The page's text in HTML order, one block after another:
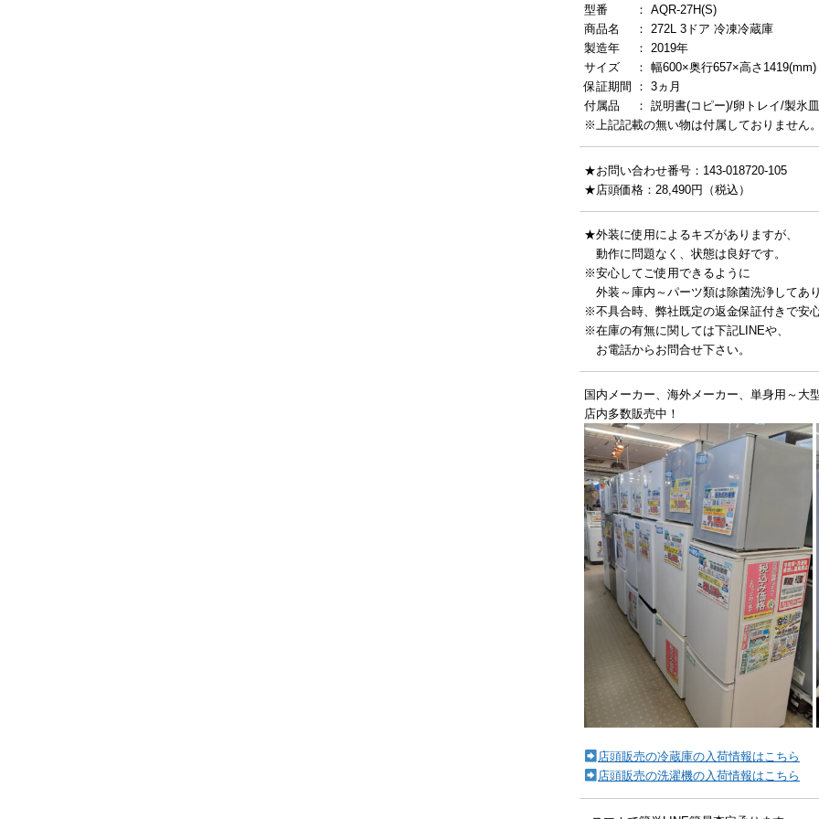
型番 ： AQR-27H(S)
商品名 ： 272L 3ドア 冷凍冷蔵庫
製造年 ： 2019年
サイズ ： 幅600×奥行657×高さ1419(mm)
保証期間 ： 3ヵ月
付属品 ： 説明書(コピー)/卵トレイ/製氷皿
※上記記載の無い物は付属しておりません。
★お問い合わせ番号：143-018720-105
★店頭価格：28,490円（税込）
★外装に使用によるキズがありますが、
動作に問題なく、状態は良好です。
※安心してご使用できるように
外装～庫内～パーツ類は除菌洗浄してあり
※不具合時、弊社既定の返金保証付きで安
※在庫の有無に関しては下記LINEや、
お電話からお問合せ下さい。
国内メーカー、海外メーカー、単身用～大
店内多数販売中！
店頭販売の冷蔵庫の入荷情報はこちら
店頭販売の洗濯機の入荷情報はこちら